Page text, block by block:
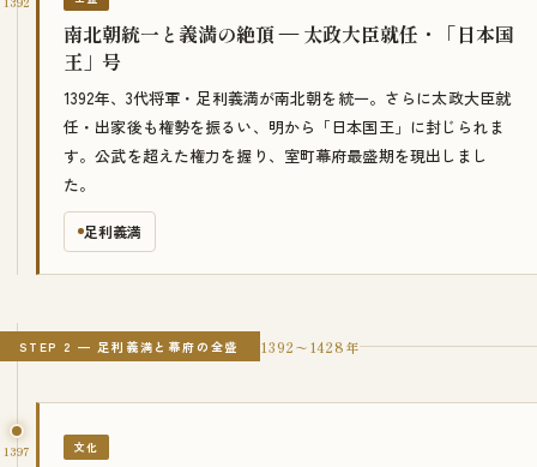
南北朝統一と義満の絶頂 — 太政大臣就任・「日本国
王」号
1392年、3代将軍・足利義満が南北朝を統一。さらに太政大臣就
任・出家後も権勢を振るい、明から「日本国王」に封じられま
す。公武を超えた権力を握り、室町幕府最盛期を現出しまし
た。
足利義満
STEP 2 — 足利義満と幕府の全盛 1392〜1428年
1397 文化